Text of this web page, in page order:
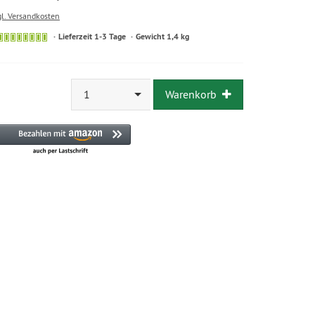
Versandkosten
Lieferzeit 1-3 Tage Gewicht 1,4 kg
1 Warenkorb